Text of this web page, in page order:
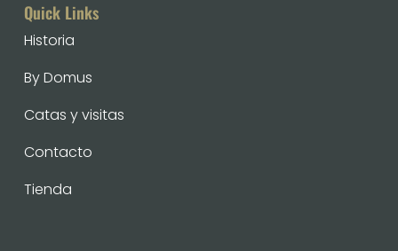
Quick Links
Historia
By Domus
Catas y visitas
Contacto
Tienda